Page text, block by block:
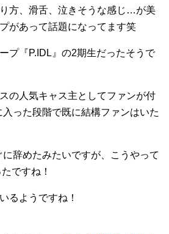
方、滑舌、泣きそうな感じ…が美
があって話題になってます笑
プ『P.IDL』の2期生だったそうで
の人気キャス主としてファンが付
った段階で既に結構ファンはいた
辞めたみたいですが、こうやって
ですね！
るようですね！